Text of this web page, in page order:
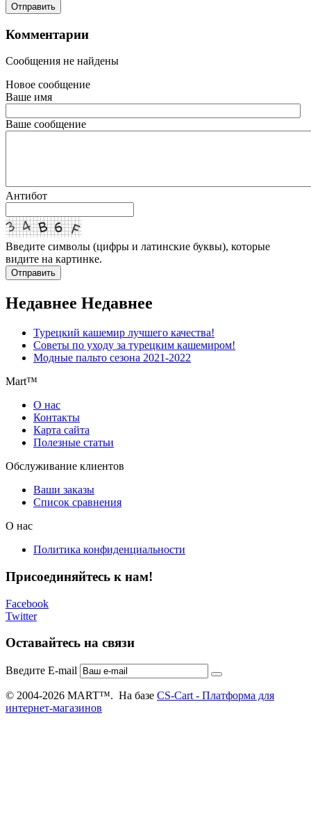
Отправить
Комментарии
Сообщения не найдены
Новое сообщение
Ваше имя
Ваше сообщение
Антибот
Введите символы (цифры и латинские буквы), которые
видите на картинке.
Отправить
Недавнее Недавнее
Турецкий кашемир лучшего качества!
Cоветы по уходу за турецким кашемиром!
Модные пальто сезона 2021-2022
Mart™
О нас
Контакты
Карта сайта
Полезные статьи
Обслуживание клиентов
Ваши заказы
Список сравнения
О нас
Политика конфиденциальности
Присоединяйтесь к нам!
Facebook
Twitter
Оставайтесь на связи
Введите E-mail
© 2004-2026 MART™. На базе CS-Cart - Платформа для
интернет-магазинов